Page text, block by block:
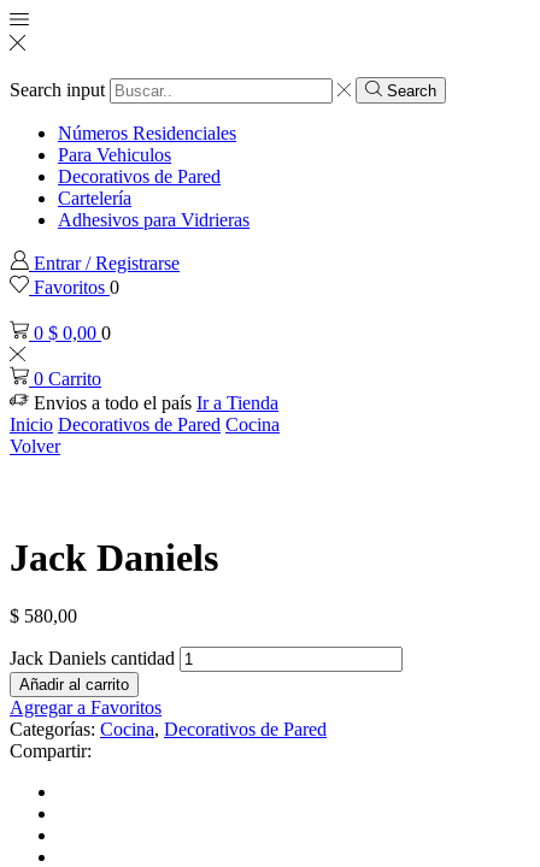
Search input Search
Números Residenciales
Para Vehiculos
Decorativos de Pared
Cartelería
Adhesivos para Vidrieras
Entrar / Registrarse
Favoritos 0
0 $ 0,00 0
0 Carrito
Envios a todo el país Ir a Tienda
Inicio Decorativos de Pared Cocina
Volver
Jack Daniels
$ 580,00
Jack Daniels cantidad
Añadir al carrito
Agregar a Favoritos
Categorías: Cocina, Decorativos de Pared
Compartir: